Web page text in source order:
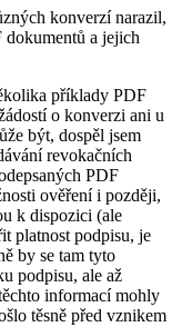
konverzí narazil,
dokumentů a jejich
příklady PDF
o konverzi ani u
být, dospěl jsem
revokačních
PDF
ověření i později,
k dispozici (ale
platnost podpisu, je
by se tam tyto
podpisu, ale až
informací mohly
těsně před vznikem